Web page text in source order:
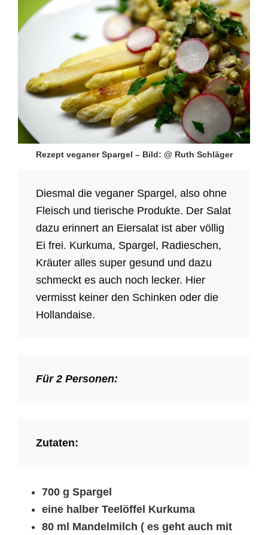
Rezept veganer Spargel – Bild: @ Ruth Schläger
Diesmal die veganer Spargel, also ohne
Fleisch und tierische Produkte. Der Salat
dazu erinnert an Eiersalat ist aber völlig
Ei frei. Kurkuma, Spargel, Radieschen,
Kräuter alles super gesund und dazu
schmeckt es auch noch lecker. Hier
vermisst keiner den Schinken oder die
Hollandaise.
Für 2 Personen:
Zutaten:
700 g Spargel
eine halber Teelöffel Kurkuma
80 ml Mandelmilch ( es geht auch mit